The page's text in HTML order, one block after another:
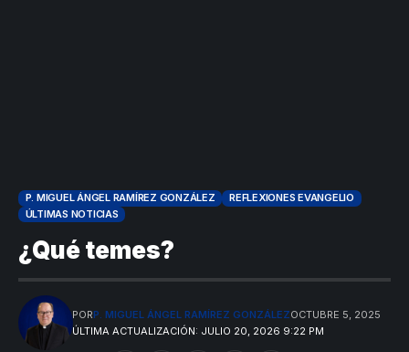
P. MIGUEL ÁNGEL RAMÍREZ GONZÁLEZ
REFLEXIONES EVANGELIO
ÚLTIMAS NOTICIAS
¿Qué temes?
ÚLTIMA ACTUALIZACIÓN: JULIO 20, 2026 9:22 PM
PORP. MIGUEL ÁNGEL RAMÍREZ GONZÁLEZOCTUBRE 5, 2025